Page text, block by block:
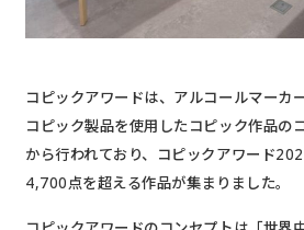
コピックアワードは、アルコールマーカ
コピック製品を使用したコピック作品の
から行われており、コピックアワード
4,700点を超える作品が集まりました。